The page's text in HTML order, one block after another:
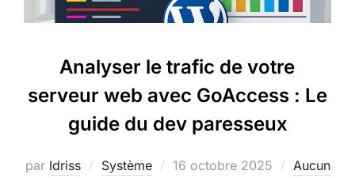
Analyser le trafic de votre
serveur web avec GoAccess : Le
guide du dev paresseux
par Idriss Système
Publié
16 octobre 2025
Aucun